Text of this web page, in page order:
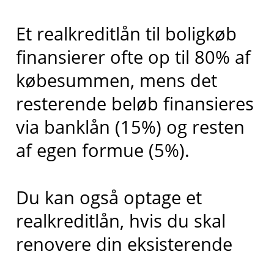
Et realkreditlån til boligkøb
finansierer ofte op til 80% af
købesummen, mens det
resterende beløb finansieres
via banklån (15%) og resten
af egen formue (5%).
Du kan også optage et
realkreditlån, hvis du skal
renovere din eksisterende